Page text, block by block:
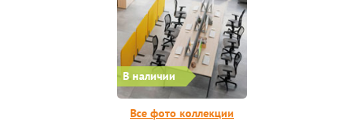
В наличии
Все фото коллекции